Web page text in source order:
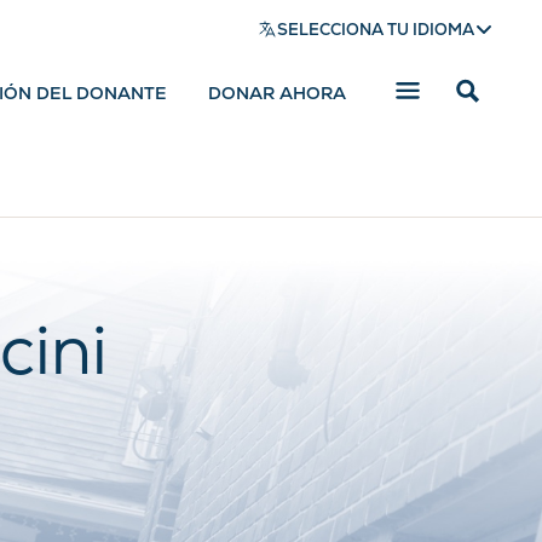
SELECCIONA TU IDIOMA
DEL DONANTE DONAR AHORA
Mostrar